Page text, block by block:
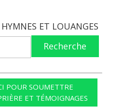
HYMNES ET LOUANGES
Recherche
POUR SOUMETTRE
ET TÉMOIGNAGES